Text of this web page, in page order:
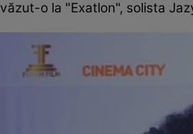
văzut-o la "Exatlon", solista